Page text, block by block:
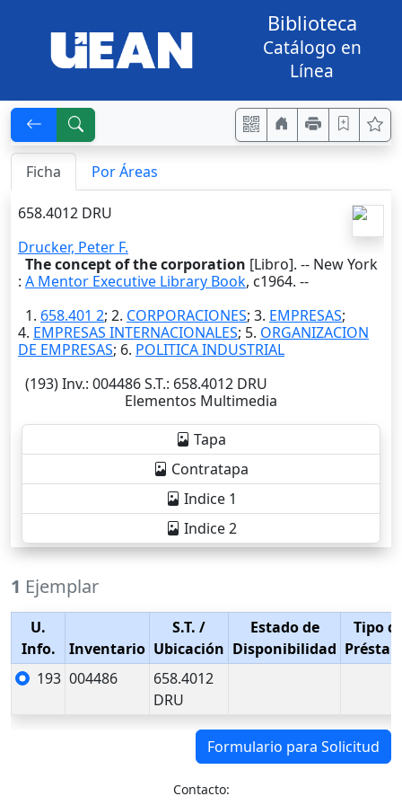
Biblioteca
Catálogo en
Línea
Ficha Por Áreas
658.4012 DRU
Drucker, Peter F.
The concept of the corporation [Libro]. -- New York
: A Mentor Executive Library Book, c1964. --
1. 658.401 2; 2. CORPORACIONES; 3. EMPRESAS;
4. EMPRESAS INTERNACIONALES; 5. ORGANIZACION
DE EMPRESAS; 6. POLITICA INDUSTRIAL
(193)Inv.: 004486S.T.: 658.4012 DRU
Elementos Multimedia
Tapa
Contratapa
Indice 1
Indice 2
1 Ejemplar
U.
Info.
Inventario
S.T. /
Ubicación
Estado de
Disponibilidad
Tipo
193 004486
658.4012
DRU
Formulario para Solicitud
Contacto: